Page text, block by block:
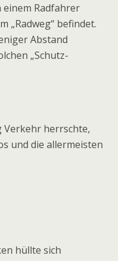
Radfahrer
„Radweg“ befindet.
Abstand
„Schutz-
Verkehr herrschte,
und die allermeisten
hüllte sich